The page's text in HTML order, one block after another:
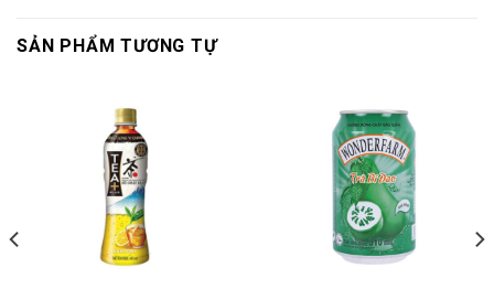
SẢN PHẨM TƯƠNG TỰ